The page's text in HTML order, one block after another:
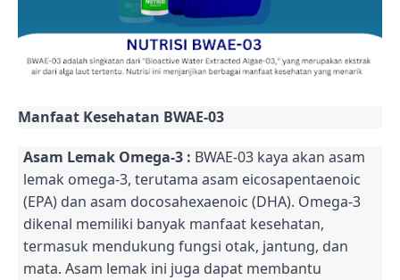
Manfaat Kesehatan BWAE-03
Asam Lemak Omega-3 : BWAE-03 kaya akan asam
lemak omega-3, terutama asam eicosapentaenoic
(EPA) dan asam docosahexaenoic (DHA). Omega-3
dikenal memiliki banyak manfaat kesehatan,
termasuk mendukung fungsi otak, jantung, dan
mata. Asam lemak ini juga dapat membantu